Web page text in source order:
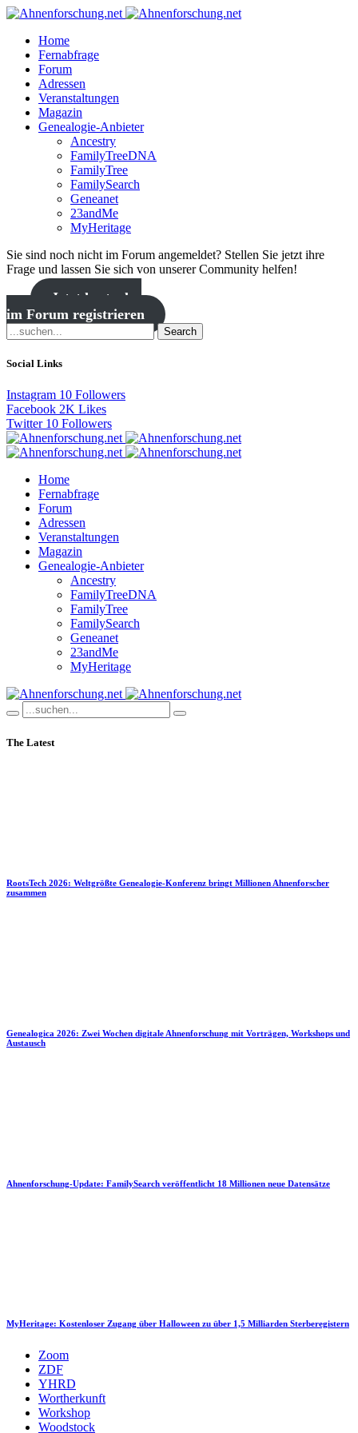
Home
Fernabfrage
Forum
Adressen
Veranstaltungen
Magazin
Genealogie-Anbieter
Ancestry
FamilyTreeDNA
FamilyTree
FamilySearch
Geneanet
23andMe
MyHeritage
Sie sind noch nicht im Forum angemeldet? Stellen Sie jetzt ihre
Frage und lassen Sie sich von unserer Community helfen!
Jetzt kostenlos
im Forum registrieren
Search
Social Links
Instagram 10 Followers
Facebook 2K Likes
Twitter 10 Followers
Home
Fernabfrage
Forum
Adressen
Veranstaltungen
Magazin
Genealogie-Anbieter
Ancestry
FamilyTreeDNA
FamilyTree
FamilySearch
Geneanet
23andMe
MyHeritage
The Latest
RootsTech 2026: Weltgrößte Genealogie-Konferenz bringt Millionen Ahnenforscher
zusammen
Genealogica 2026: Zwei Wochen digitale Ahnenforschung mit Vorträgen, Workshops und
Austausch
Ahnenforschung-Update: FamilySearch veröffentlicht 18 Millionen neue Datensätze
MyHeritage: Kostenloser Zugang über Halloween zu über 1,5 Milliarden Sterberegistern
Zoom
ZDF
YHRD
Wortherkunft
Workshop
Woodstock